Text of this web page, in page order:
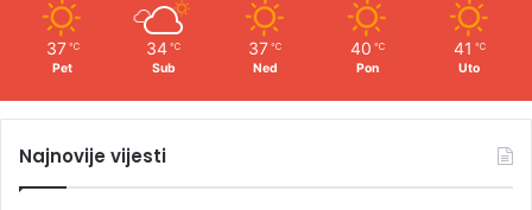
37 ℃
Pet
34 ℃
Sub
37 ℃
Ned
40 ℃
Pon
41 ℃
Uto
Najnovije vijesti